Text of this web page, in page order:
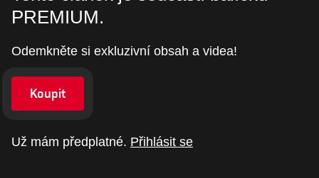
PREMIUM.
Odemkněte si exkluzivní obsah a videa!
Koupit
Už mám předplatné. Přihlásit se